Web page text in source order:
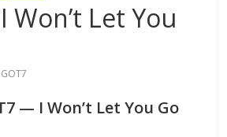
Let You
GOT7
— I Won’t Let You Go